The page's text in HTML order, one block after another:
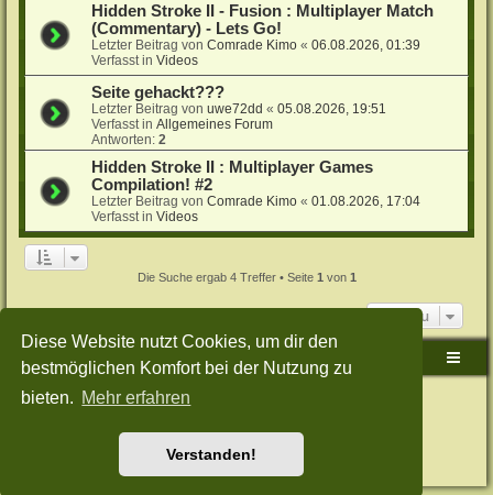
Diese Website nutzt Cookies, um dir den
bestmöglichen Komfort bei der Nutzung zu
bieten. Mehr erfahren
Verstanden!
Hidden Stroke II - Fusion : Multiplayer Match
(Commentary) - Lets Go!
Letzter Beitrag vonComrade Kimo «06.08.2026, 01:39
Verfasst inVideos
Seite gehackt???
Letzter Beitrag vonuwe72dd «05.08.2026, 19:51
Verfasst inAllgemeines Forum
Antworten:2
Hidden Stroke II : Multiplayer Games
Compilation! #2
Letzter Beitrag vonComrade Kimo «01.08.2026, 17:04
Verfasst inVideos
Die Suche ergab 4 Treffer • Seite 1 von 1
Gehe zu
Sudden-Strike-Maps.de Hauptseite Foren-Übersicht
Powered byphpBB® Forum Software © phpBB Limited
Style: Green-Style-Split by Joyce&LunaphpBB-Style-Design
Nutzungsbedingungen